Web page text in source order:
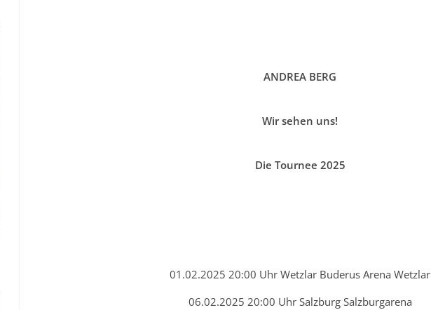
ANDREA BERG
Wir sehen uns!
Die Tournee 2025
01.02.2025 20:00 Uhr Wetzlar Buderus Arena Wetzlar
06.02.2025 20:00 Uhr Salzburg Salzburgarena